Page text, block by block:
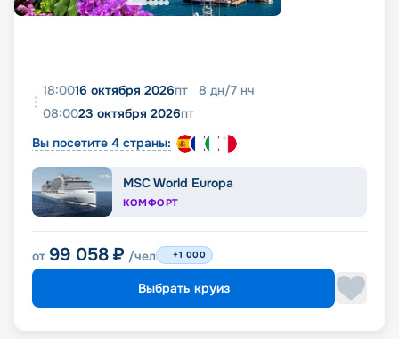
18:0016 октября 2026пт 8 дн/7 нч
08:0023 октября 2026пт
Вы посетите 4 страны:
MSC World Europa
КОМФОРТ
от 99 058 ₽ /чел +1 000
Выбрать круиз